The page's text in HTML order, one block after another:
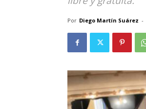
Por Diego Martín Suárez -